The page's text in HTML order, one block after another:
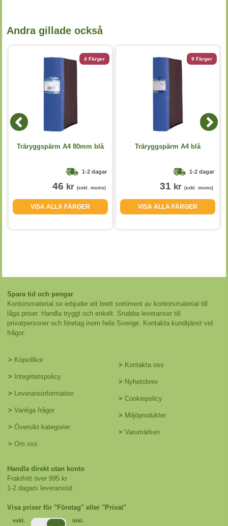
Andra gillade också
4 Färger
Träryggspärm A4 80mm blå
1-2 dagar
46 kr (exkl. moms)
VISA ALLA FÄRGER
9 Färger
Träryggspärm A4 blå
1-2 dagar
31 kr (exkl. moms)
VISA ALLA FÄRGER
Spara tid och pengar
Kontorsmaterial.se erbjuder ett brett sortiment av kontorsmaterial till
låga priser. Handla tryggt och enkelt. Snabba leveranser till
privatpersoner och företag inom hela Sverige. Kontakta kundtjänst vid
frågor.
> Köpvillkor
> Integritetspolicy
> Leveransinformation
> Vanliga frågor
> Översikt kategorier
> Om oss
> Kontakta oss
> Nyhetsbrev
> Cookiepolicy
> Miljöprodukter
> Varumärken
Handla direkt utan konto
Fraktfritt över 995 kr
1-2 dagars leveranstid
Visa priser för "Företag" eller "Privat"
exkl.
inkl.